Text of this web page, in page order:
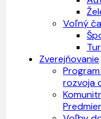
Voľný
Zverejňovanie
rozvoja